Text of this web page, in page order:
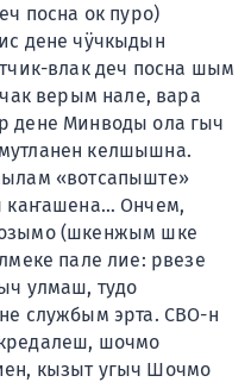
посна ок пуро)
дене чÿчкыдын
влак деч посна шым
верым нале, вара
дене Минводы ола гыч
келшышна.
«вотсапыште»
каҥашена… Ончем,
(шкенжым шке
пале лие: рвезе
улмаш, тудо
службым эрта. СВО-н
шочмо
кызыт угыч Шочмо